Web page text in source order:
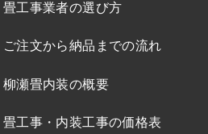
畳工事業者の選び方
ご注文から納品までの流れ
柳瀬畳内装の概要
畳工事・内装工事の価格表